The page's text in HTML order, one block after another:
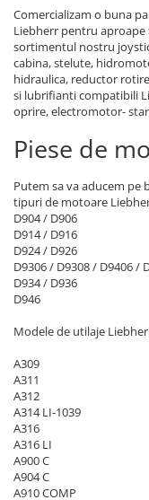
Maneta schimbator
Chei
Maneta inversor
Maneta semnalizare
Stergatoare parbriz
Scaune
Geamuri si parbrize
Usi
Cutii documente
Maner usa
Alte componente din
Incalzire - Racire
Solutii intretinere
Mecanica
Telescoape
Balamale
Inchizatori
Patine teflon
Piese Solaris
Piese Wirtgen
Piese MFH
Piese Laverda
Piese Grimme
Piese Dulevo
Piese DAF
Piese Braud
Piese BM Tractors
Piese Bargam
Piese Agrifac
Piese Pasquali
Piese Moxy
Piese Moreau
Piese Montabert
Piese Messersi
Comercializam o buna
Liebherr pentru
sortimentul nostru
cabina, stelute,
hidraulica, reductor
si lubrifianti compatibili
oprire, electromotor-
Piese de
Putem sa va aducem pe
tipuri de motoare
D904 / D906
D914 / D916
D924 / D926
D9306 / D9308 / D9406 /
D934 / D936
D946
Modele de utilaje
A309
A311
A312
A314 LI-1039
A316
A316 LI
A900 C
A904 C
A910 COMP